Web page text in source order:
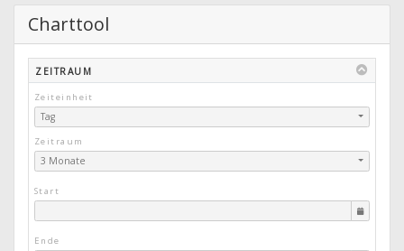
Charttool
ZEITRAUM
Zeiteinheit
Tag
Zeitraum
3 Monate
Start
Ende